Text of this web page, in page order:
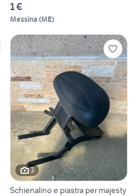
1 €
Messina (ME)
3
Schienalino e piastra per majesty